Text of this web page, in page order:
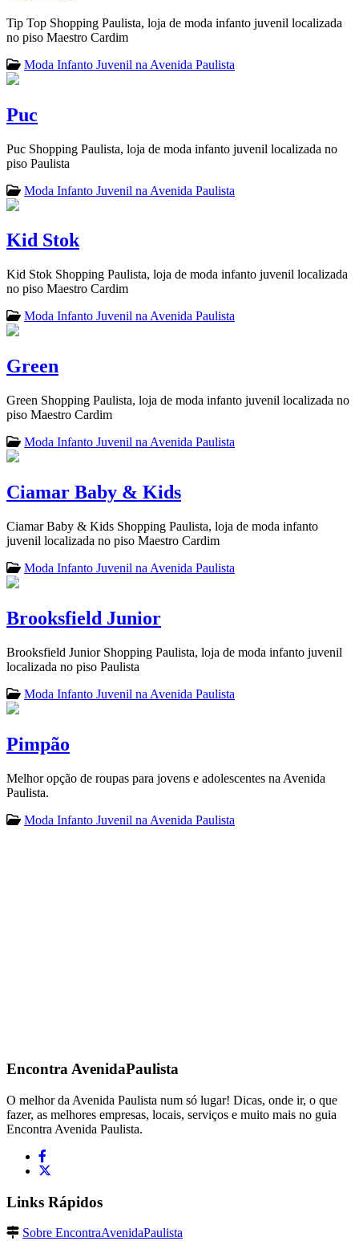
Tip Top Shopping Paulista, loja de moda infanto juvenil localizada
no piso Maestro Cardim
Moda Infanto Juvenil na Avenida Paulista
Puc
Puc Shopping Paulista, loja de moda infanto juvenil localizada no
piso Paulista
Moda Infanto Juvenil na Avenida Paulista
Kid Stok
Kid Stok Shopping Paulista, loja de moda infanto juvenil localizada
no piso Maestro Cardim
Moda Infanto Juvenil na Avenida Paulista
Green
Green Shopping Paulista, loja de moda infanto juvenil localizada no
piso Maestro Cardim
Moda Infanto Juvenil na Avenida Paulista
Ciamar Baby & Kids
Ciamar Baby & Kids Shopping Paulista, loja de moda infanto
juvenil localizada no piso Maestro Cardim
Moda Infanto Juvenil na Avenida Paulista
Brooksfield Junior
Brooksfield Junior Shopping Paulista, loja de moda infanto juvenil
localizada no piso Paulista
Moda Infanto Juvenil na Avenida Paulista
Pimpão
Melhor opção de roupas para jovens e adolescentes na Avenida
Paulista.
Moda Infanto Juvenil na Avenida Paulista
EncontraAvenidaPaulista
O melhor da Avenida Paulista num só lugar! Dicas, onde ir, o que
fazer, as melhores empresas, locais, serviços e muito mais no guia
Encontra Avenida Paulista.
Links Rápidos
Sobre EncontraAvenidaPaulista